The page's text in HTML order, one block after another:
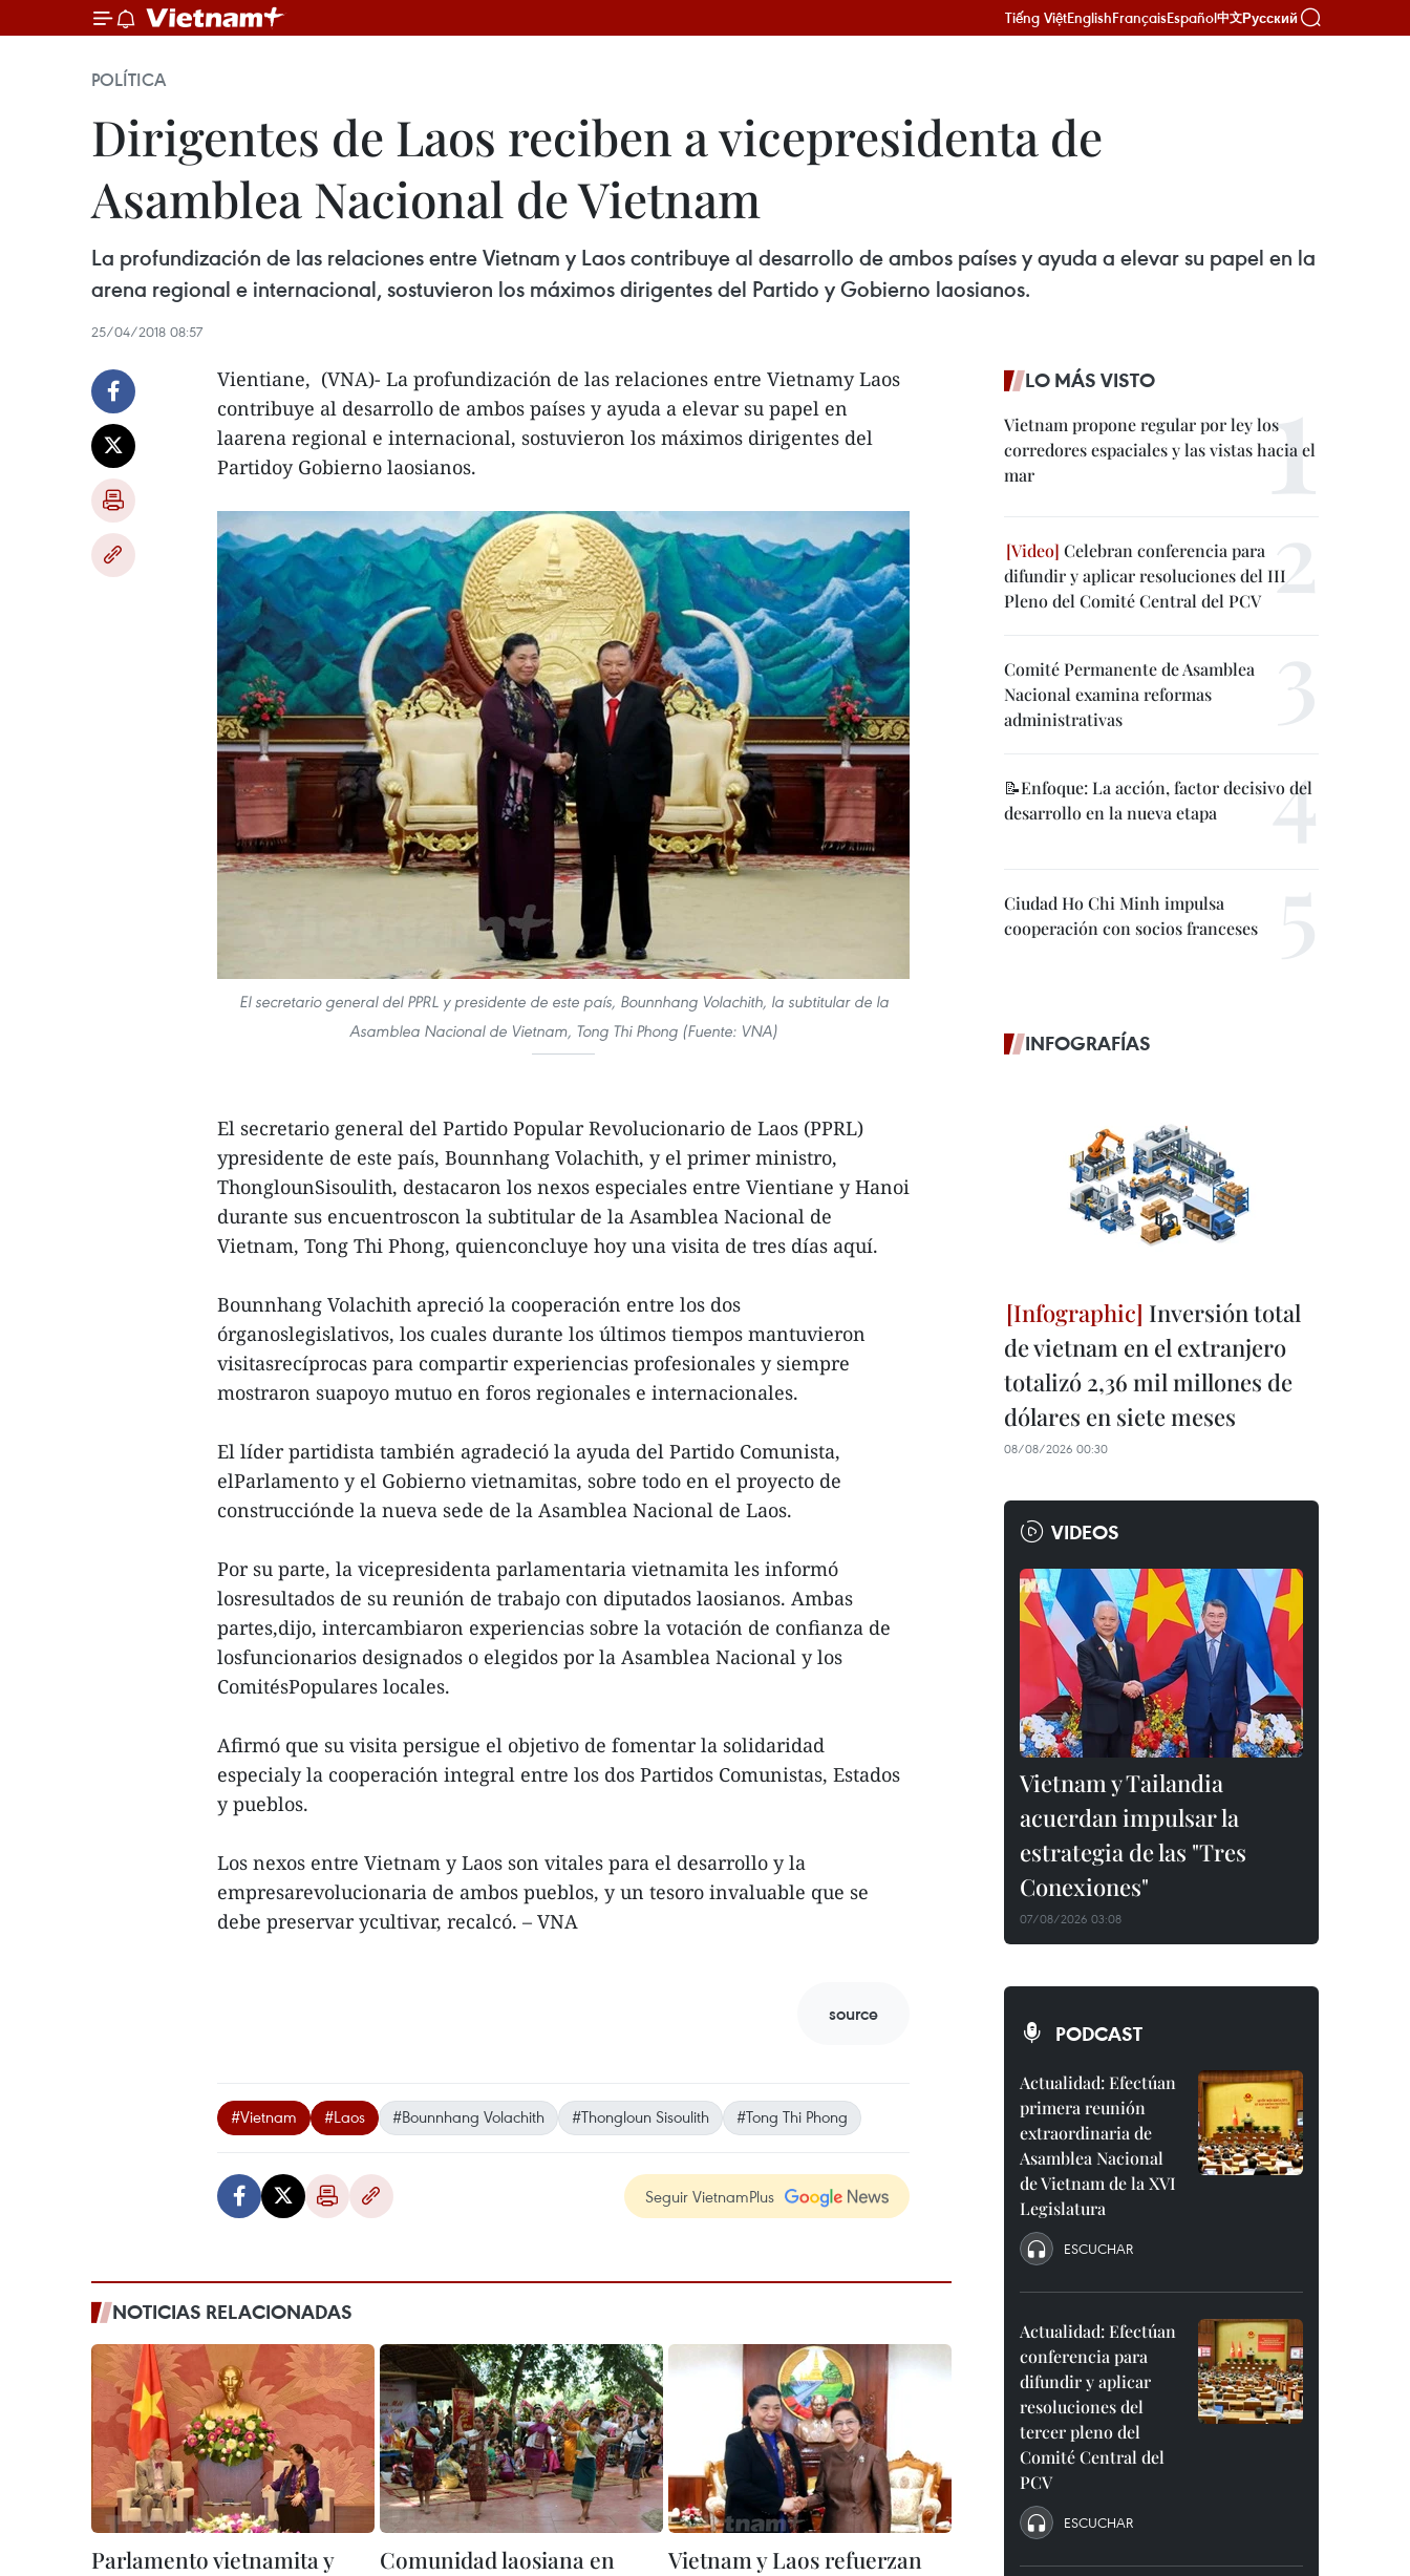
Tiếng ViệtEnglishFrançaisEspañol中文Русский
POLÍTICA
Dirigentes de Laos reciben a vicepresidenta de
Asamblea Nacional de Vietnam
La profundización de las relaciones entre Vietnam y Laos contribuye al desarrollo de ambos países y ayuda a elevar su papel en la
arena regional e internacional, sostuvieron los máximos dirigentes del Partido y Gobierno laosianos.
25/04/2018 08:57
Vientiane, (VNA)- La profundización de las relaciones entre Vietnamy Laos
contribuye al desarrollo de ambos países y ayuda a elevar su papel en
laarena regional e internacional, sostuvieron los máximos dirigentes del
Partidoy Gobierno laosianos.
El secretario general del PPRL y presidente de este país, Bounnhang Volachith, la subtitular de la
Asamblea Nacional de Vietnam, Tong Thi Phong (Fuente: VNA)
El secretario general del Partido Popular Revolucionario de Laos (PPRL)
ypresidente de este país, Bounnhang Volachith, y el primer ministro,
ThonglounSisoulith, destacaron los nexos especiales entre Vientiane y Hanoi
durante sus encuentroscon la subtitular de la Asamblea Nacional de
Vietnam, Tong Thi Phong, quienconcluye hoy una visita de tres días aquí.
Bounnhang Volachith apreció la cooperación entre los dos
órganoslegislativos, los cuales durante los últimos tiempos mantuvieron
visitasrecíprocas para compartir experiencias profesionales y siempre
mostraron suapoyo mutuo en foros regionales e internacionales.
El líder partidista también agradeció la ayuda del Partido Comunista,
elParlamento y el Gobierno vietnamitas, sobre todo en el proyecto de
construcciónde la nueva sede de la Asamblea Nacional de Laos.
Por su parte, la vicepresidenta parlamentaria vietnamita les informó
losresultados de su reunión de trabajo con diputados laosianos. Ambas
partes,dijo, intercambiaron experiencias sobre la votación de confianza de
losfuncionarios designados o elegidos por la Asamblea Nacional y los
ComitésPopulares locales.
Afirmó que su visita persigue el objetivo de fomentar la solidaridad
especialy la cooperación integral entre los dos Partidos Comunistas, Estados
y pueblos.
Los nexos entre Vietnam y Laos son vitales para el desarrollo y la
empresarevolucionaria de ambos pueblos, y un tesoro invaluable que se
debe preservar ycultivar, recalcó. – VNA
source
#Vietnam #Laos #Bounnhang Volachith #Thongloun Sisoulith #Tong Thi Phong
Seguir VietnamPlus
NOTICIAS RELACIONADAS
Parlamento vietnamita y
Comunidad laosiana en
Vietnam y Laos refuerzan
LO MÁS VISTO
Vietnam propone regular por ley los
corredores espaciales y las vistas hacia el
mar
Celebran conferencia para
difundir y aplicar resoluciones del III
Pleno del Comité Central del PCV
Comité Permanente de Asamblea
Nacional examina reformas
administrativas
📝Enfoque: La acción, factor decisivo del
desarrollo en la nueva etapa
Ciudad Ho Chi Minh impulsa
cooperación con socios franceses
INFOGRAFÍAS
Inversión total
de vietnam en el extranjero
totalizó 2,36 mil millones de
dólares en siete meses
08/08/2026 00:30
VIDEOS
Vietnam y Tailandia
acuerdan impulsar la
estrategia de las "Tres
Conexiones"
07/08/2026 03:08
PODCAST
Actualidad: Efectúan
primera reunión
extraordinaria de
Asamblea Nacional
de Vietnam de la XVI
Legislatura
ESCUCHAR
Actualidad: Efectúan
conferencia para
difundir y aplicar
resoluciones del
tercer pleno del
Comité Central del
PCV
ESCUCHAR